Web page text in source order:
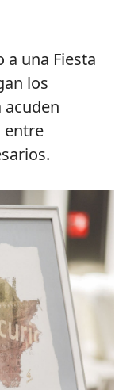
a una Fiesta
los
acuden
entre